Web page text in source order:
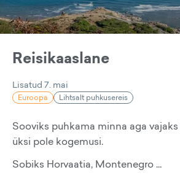
Reisikaaslane
Lisatud 7. mai
Euroopa Lihtsalt puhkusereis
Sooviks puhkama minna aga
üksi pole kogemusi.
Sobiks Horvaatia, Montenegro ...